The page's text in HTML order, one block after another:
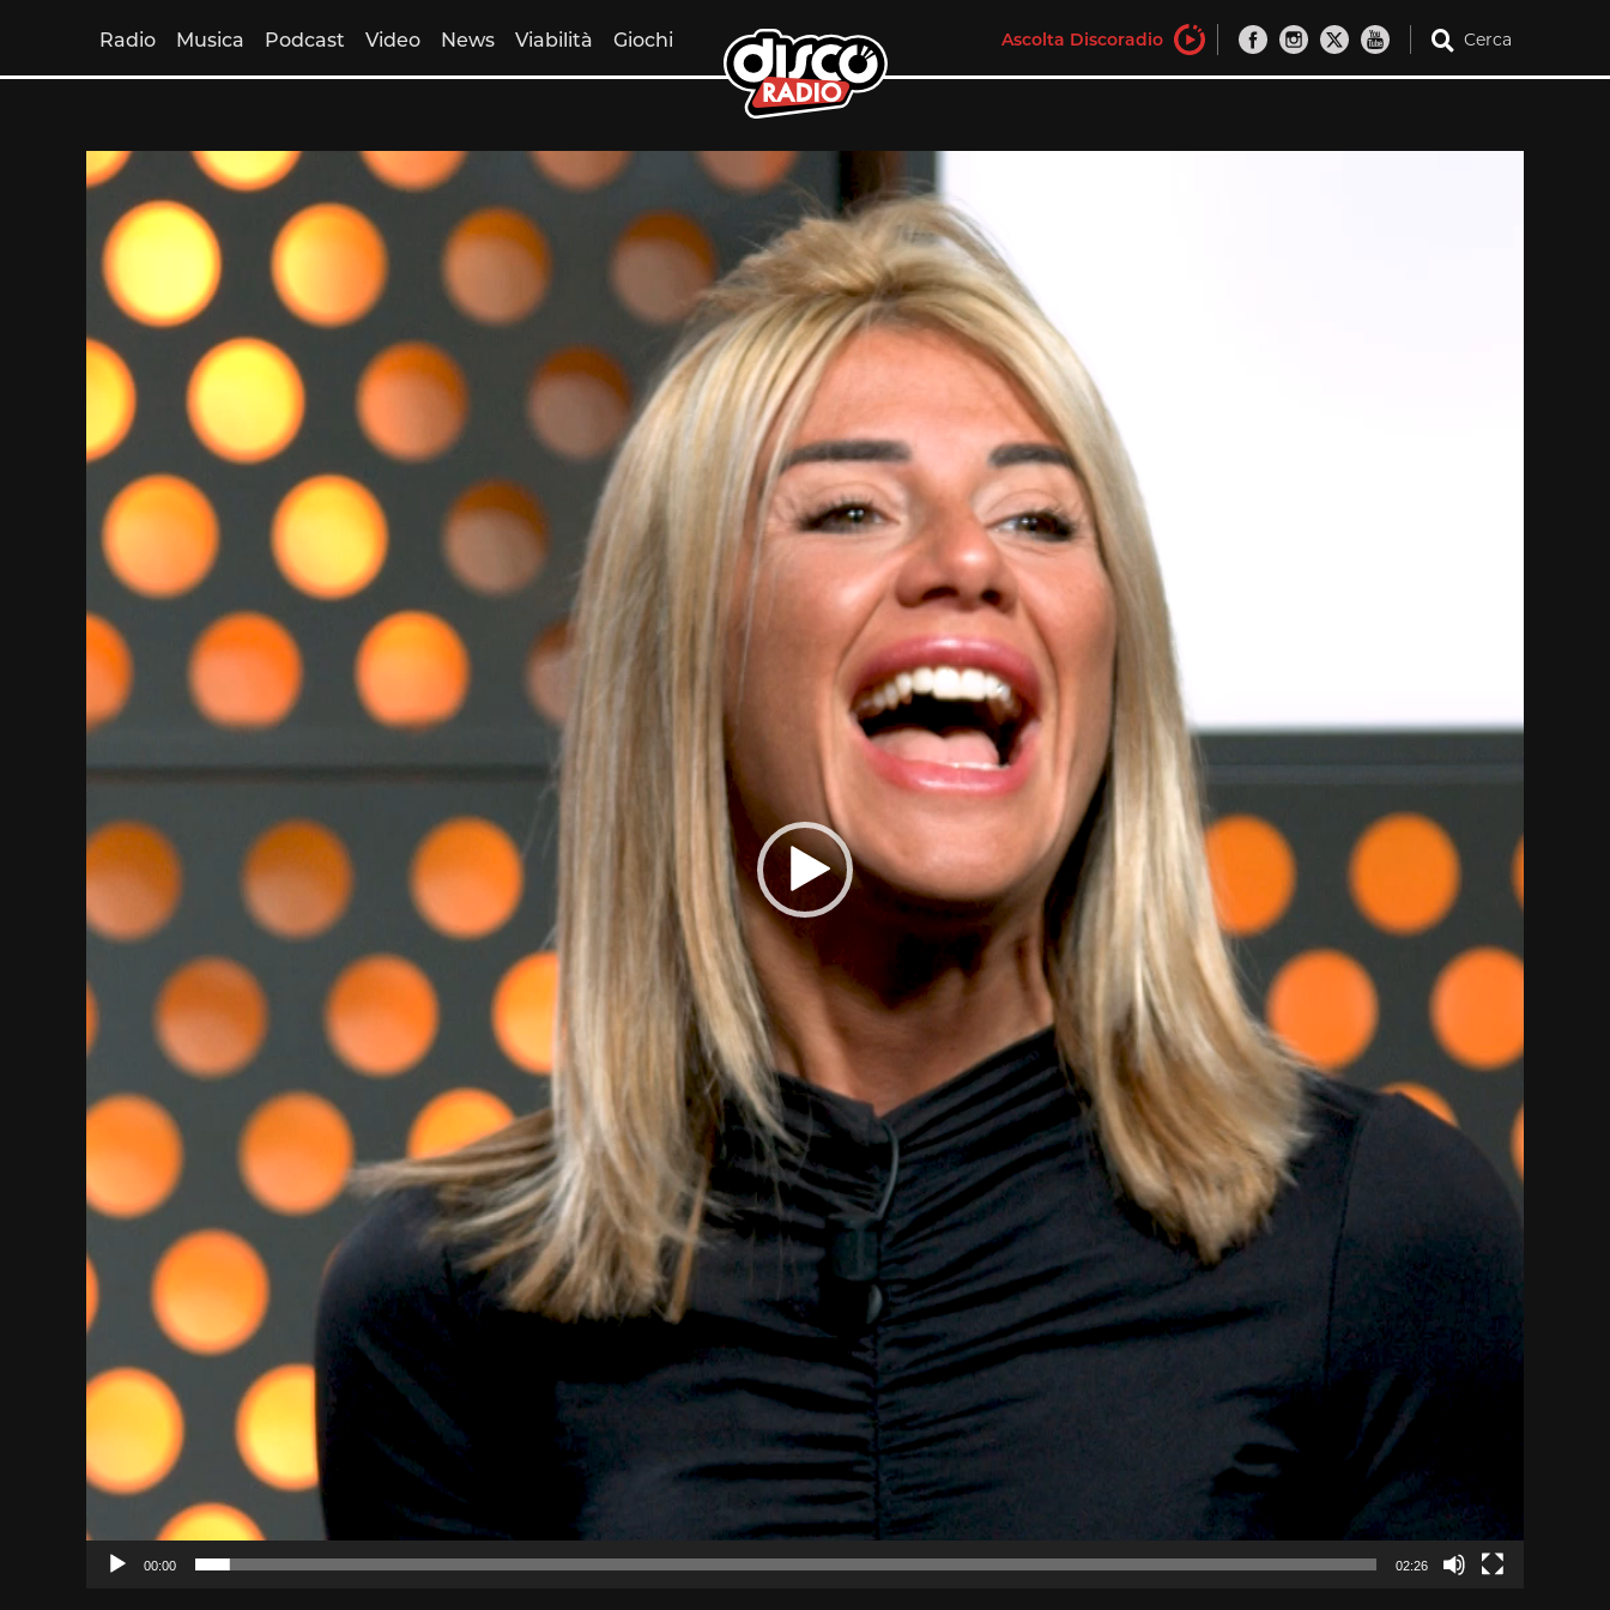
Radio Musica Podcast Video News Viabilità Giochi Ascolta Discoradio Cerca
Video
Player
00:00 02:26